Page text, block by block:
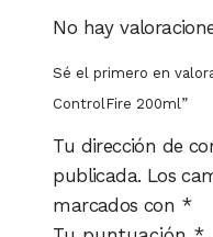
No hay
Sé el primero en
ControlFire 200ml”
Tu dirección de
publicada. Los
marcados con *